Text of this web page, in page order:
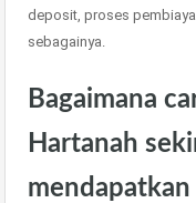
deposit, proses
sebagainya.
Bagaimana
Hartanah